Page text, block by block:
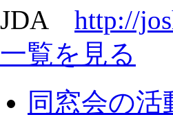
JDA http://
一覧を見る
同窓会の活